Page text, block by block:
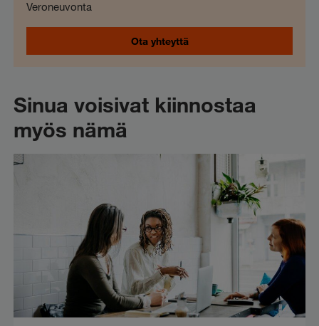
Veroneuvonta
Ota yhteyttä
Sinua voisivat kiinnostaa
myös nämä